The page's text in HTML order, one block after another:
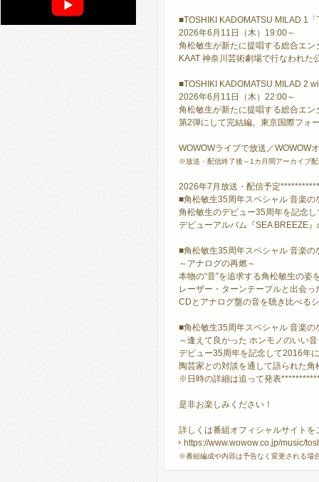
■TOSHIKI KADOMATSU MILAD 1
2026年6月11日（木）19:00～
角松敏生が新たに提唱する総合エ
KAAT 神奈川芸術劇場で行なわれた
■TOSHIKI KADOMATSU MILAD 2
2026年6月11日（木）22:00～
角松敏生が新たに提唱する総合エ
第2弾にして完結編。東京国際フォ
WOWOWライブで放送／WOWOW
※放送・配信終了後～1カ月間アーカイブ
2026年7月放送・配信予定
■角松敏生35周年スペシャル 音楽の
角松敏生のデビュー35周年を記念
デビューアルバム『SEA BREEZE
■角松敏生35周年スペシャル 音楽の
～アナログの再燃～
本物の“音”を追求する角松敏生の
レーザー・ターンテーブルと出会っ
CDとアナログ盤の音を聴き比べる
■角松敏生35周年スペシャル 音楽の
～逢えて良かった ホンモノのいい
デビュー35周年を記念して2016年
陶芸家との対談を通して語られた
※日時の詳細は追って発表
是非お楽しみください！
詳しくは番組オフィシャルサイトを
https://www.wowow.co.jp/music/
※番組編成や内容は予告なく変更される場